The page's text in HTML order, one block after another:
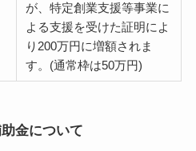
が、特定創業支援等事業に
よる支援を受けた証明によ
り200万円に増額されま
す。(通常枠は50万円)
金について